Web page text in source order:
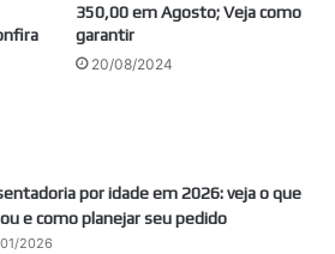
350,00 em Agosto; Veja como
garantir
20/08/2024
por idade em 2026: veja o que
e como planejar seu pedido
2026